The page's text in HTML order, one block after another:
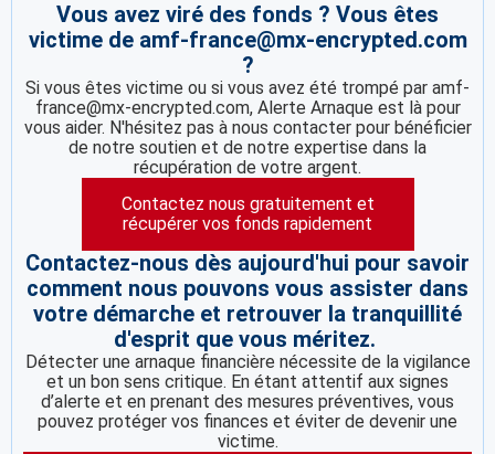
Vous avez viré des fonds ? Vous êtes
victime de amf-france@mx-encrypted.com
?
Si vous êtes victime ou si vous avez été trompé par amf-
france@mx-encrypted.com, Alerte Arnaque est là pour
vous aider. N'hésitez pas à nous contacter pour bénéficier
de notre soutien et de notre expertise dans la
récupération de votre argent.
Contactez nous gratuitement et
récupérer vos fonds rapidement
Contactez-nous dès aujourd'hui pour savoir
comment nous pouvons vous assister dans
votre démarche et retrouver la tranquillité
d'esprit que vous méritez.
Détecter une arnaque financière nécessite de la vigilance
et un bon sens critique. En étant attentif aux signes
d’alerte et en prenant des mesures préventives, vous
pouvez protéger vos finances et éviter de devenir une
victime.